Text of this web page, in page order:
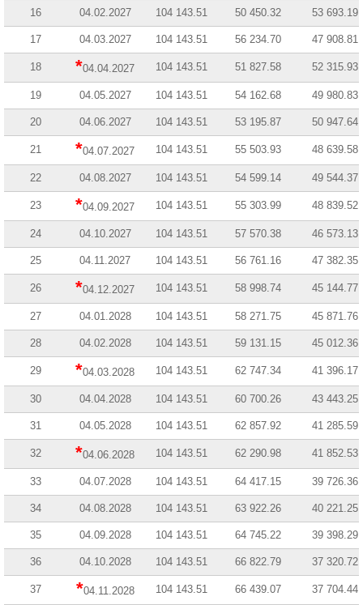
16 04.02.2027 104 143.51 50 450.32 53 693.19
17 04.03.2027 104 143.51 56 234.70 47 908.81
18 *04.04.2027 104 143.51 51 827.58 52 315.93
19 04.05.2027 104 143.51 54 162.68 49 980.83
20 04.06.2027 104 143.51 53 195.87 50 947.64
21 *04.07.2027 104 143.51 55 503.93 48 639.58
22 04.08.2027 104 143.51 54 599.14 49 544.37
23 *04.09.2027 104 143.51 55 303.99 48 839.52
24 04.10.2027 104 143.51 57 570.38 46 573.13
25 04.11.2027 104 143.51 56 761.16 47 382.35
26 *04.12.2027 104 143.51 58 998.74 45 144.77
27 04.01.2028 104 143.51 58 271.75 45 871.76
28 04.02.2028 104 143.51 59 131.15 45 012.36
29 *04.03.2028 104 143.51 62 747.34 41 396.17
30 04.04.2028 104 143.51 60 700.26 43 443.25
31 04.05.2028 104 143.51 62 857.92 41 285.59
32 *04.06.2028 104 143.51 62 290.98 41 852.53
33 04.07.2028 104 143.51 64 417.15 39 726.36
34 04.08.2028 104 143.51 63 922.26 40 221.25
35 04.09.2028 104 143.51 64 745.22 39 398.29
36 04.10.2028 104 143.51 66 822.79 37 320.72
37 *04.11.2028 104 143.51 66 439.07 37 704.44